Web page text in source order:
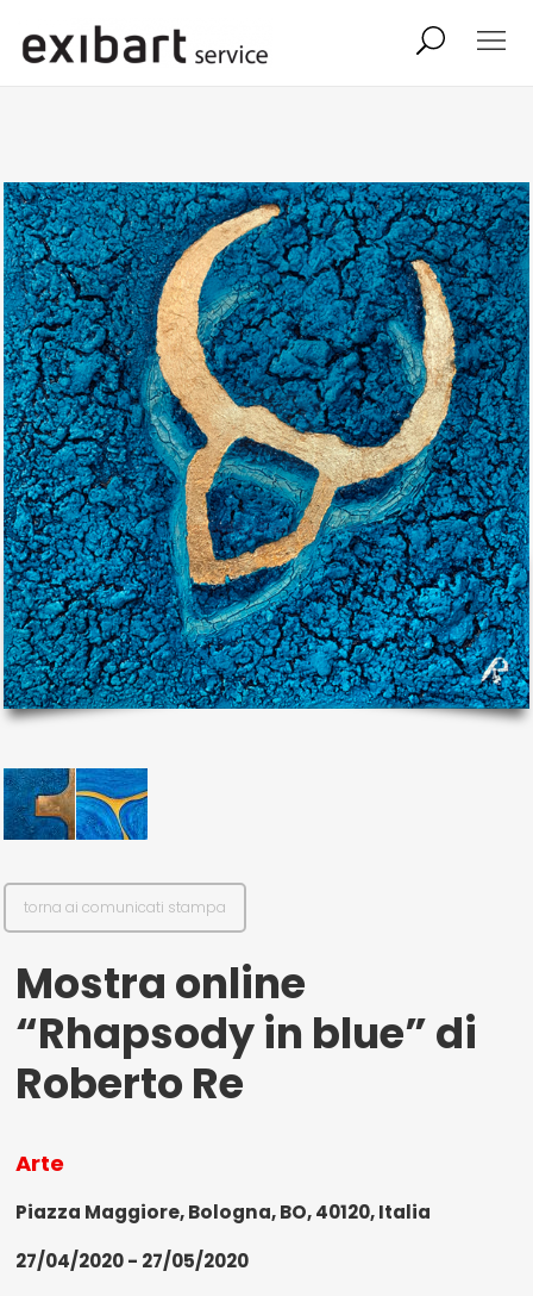
shop
abbonamento
onpaper digital
exibart team exibart.com
contatti
termini e condizioni
privacy
il mio account
Exibart.service - Exibartlab srl Via Placido Zurla 49b - 00176 Roma
- P.IVA 14105351002
torna ai comunicati stampa
Mostra online
“Rhapsody in blue” di
Roberto Re
Arte
Piazza Maggiore, Bologna, BO, 40120, Italia
27/04/2020 - 27/05/2020